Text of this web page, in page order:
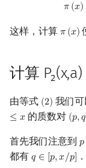
Main–Lorentz 算
一些改进
析合树
PQ 树
手指树
弦图
图的着色
网络流
Prüfer 序列
𝜋(𝑥)(
这样，计算 𝜋(𝑥)
π (x)
计算 P₂(x,a)
由等式 (2)
(2) 我们
≤ 𝑥 的质数对 (𝑝,𝑞
(p,q
首先我们注意到 𝑝
p
都有 𝑞 ∈ [𝑝,𝑥/𝑝]
q ∈ p,x/p]